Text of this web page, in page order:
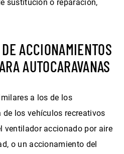
sustitución o reparación,
ACCIONAMIENTOS
AUTOCARAVANAS
a los de los
los vehículos recreativos
ventilador accionado por aire
o un accionamiento del